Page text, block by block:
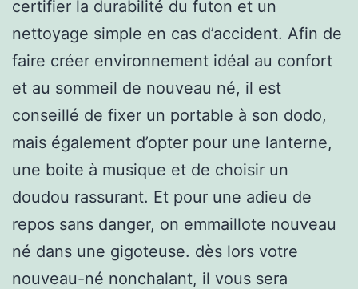
certifier la durabilité du futon et un
nettoyage simple en cas d’accident. Afin de
faire créer environnement idéal au confort
et au sommeil de nouveau né, il est
conseillé de fixer un portable à son dodo,
mais également d’opter pour une lanterne,
une boite à musique et de choisir un
doudou rassurant. Et pour une adieu de
repos sans danger, on emmaillote nouveau
né dans une gigoteuse. dès lors votre
nouveau-né nonchalant, il vous sera